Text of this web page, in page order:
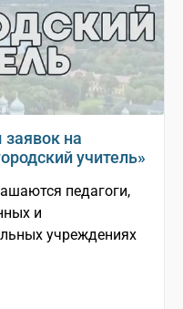
заявок на
учитель»
педагоги,
и
учреждениях